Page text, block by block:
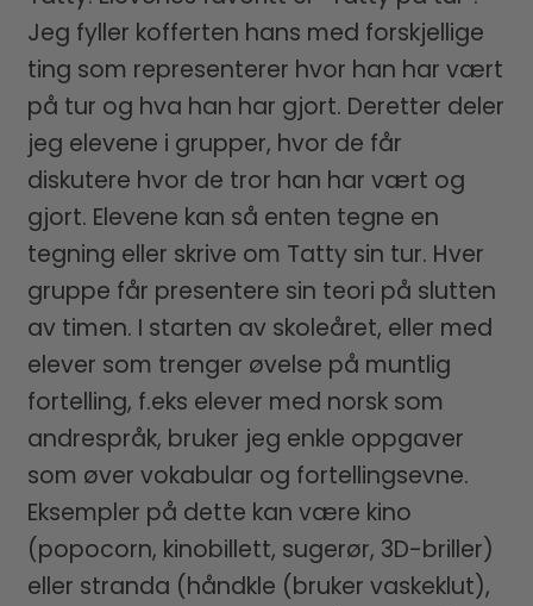
Jeg fyller kofferten hans med forskjellige
ting som representerer hvor han har vært
på tur og hva han har gjort. Deretter deler
jeg elevene i grupper, hvor de får
diskutere hvor de tror han har vært og
gjort. Elevene kan så enten tegne en
tegning eller skrive om Tatty sin tur. Hver
gruppe får presentere sin teori på slutten
av timen. I starten av skoleåret, eller med
elever som trenger øvelse på muntlig
fortelling, f.eks elever med norsk som
andrespråk, bruker jeg enkle oppgaver
som øver vokabular og fortellingsevne.
Eksempler på dette kan være kino
(popocorn, kinobillett, sugerør, 3D-briller)
eller stranda (håndkle (bruker vaskeklut),